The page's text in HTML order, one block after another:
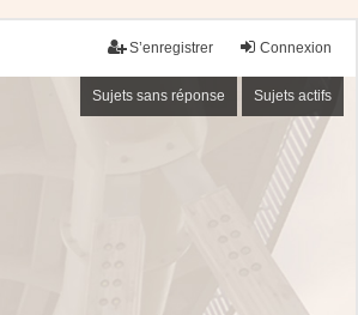
Connexion
S’enregistrer
Sujets sans réponse Sujets actifs